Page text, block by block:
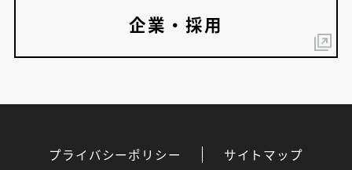
企業・採用
プライバシーポリシー サイトマップ